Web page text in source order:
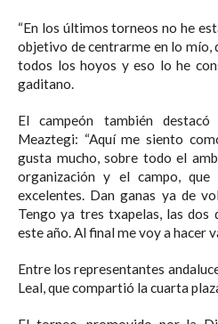
“En los últimos torneos no he
objetivo de centrarme en lo mío,
todos los hoyos y eso lo he
gaditano.
El campeón también
Meaztegi: “Aquí me siento
gusta mucho, sobre todo el
organización y el campo, que
excelentes. Dan ganas ya de
Tengo ya tres txapelas, las
este año. Al final me voy a hacer
Entre los representantes
Leal, que compartió la cuarta